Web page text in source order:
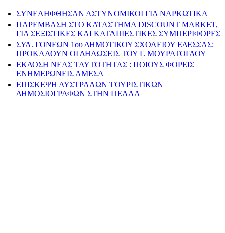
ΣΥΝΕΛΗΦΘΗΣΑΝ ΑΣΤΥΝΟΜΙΚΟΙ ΓΙΑ ΝΑΡΚΩΤΙΚΑ
ΠΑΡΕΜΒΑΣΗ ΣΤΟ ΚΑΤΑΣΤΗΜΑ DISCOUNT MARKET,
ΓΙΑ ΣΕΞΙΣΤΙΚΕΣ ΚΑΙ ΚΑΤΑΠΙΕΣΤΙΚΕΣ ΣΥΜΠΕΡΙΦΟΡΕΣ
ΣΥΛ. ΓΟΝΕΩΝ 1ου ΔΗΜΟΤΙΚΟΥ ΣΧΟΛΕΙΟΥ ΕΔΕΣΣΑΣ:
ΠΡΟΚΑΛΟΥΝ ΟΙ ΔΗΛΩΣΕΙΣ ΤΟΥ Γ. ΜΟΥΡΑΤΟΓΛΟΥ
ΕΚΔΟΣΗ ΝΕΑΣ ΤΑΥΤΟΤΗΤΑΣ : ΠΟΙΟΥΣ ΦΟΡΕΙΣ
ΕΝΗΜΕΡΩΝΕΙΣ ΑΜΕΣΑ
ΕΠΙΣΚΕΨΗ ΑΥΣΤΡΑΛΩΝ ΤΟΥΡΙΣΤΙΚΩΝ
ΔΗΜΟΣΙΟΓΡΑΦΩΝ ΣΤΗΝ ΠΕΛΛΑ